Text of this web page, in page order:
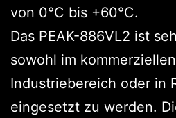
von 0°C bis +60°C.
Das PEAK-886VL2 ist
sowohl im
Industriebereich oder in
eingesetzt zu werden.